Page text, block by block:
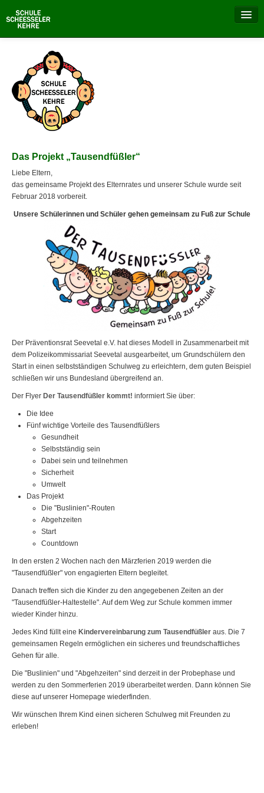
Unsere Schule
Schulalltag
Schulprojekte
Elternrat
Schulverein
Das Projekt „Tausendfüßler“
Liebe Eltern,
das gemeinsame Projekt des Elternrates und unserer Schule wurde seit
Februar 2018 vorbereit.
Unsere Schülerinnen und Schüler gehen gemeinsam zu Fuß zur Schule
Der Präventionsrat Seevetal e.V. hat dieses Modell in Zusammenarbeit mit
dem Polizeikommissariat Seevetal ausgearbeitet, um Grundschülern den
Start in einen selbstständigen Schulweg zu erleichtern, dem guten Beispiel
schließen wir uns Bundesland übergreifend an.
Der Flyer Der Tausendfüßler kommt! informiert Sie über:
Die Idee
Fünf wichtige Vorteile des Tausendfüßlers
Gesundheit
Selbstständig sein
Dabei sein und teilnehmen
Sicherheit
Umwelt
Das Projekt
Die "Buslinien"-Routen
Abgehzeiten
Start
Countdown
In den ersten 2 Wochen nach den Märzferien 2019 werden die
"Tausendfüßler" von engagierten Eltern begleitet.
Danach treffen sich die Kinder zu den angegebenen Zeiten an der
"Tausendfüßler-Haltestelle". Auf dem Weg zur Schule kommen immer
wieder Kinder hinzu.
Jedes Kind füllt eine Kindervereinbarung zum Tausendfüßler aus. Die 7
gemeinsamen Regeln ermöglichen ein sicheres und freundschaftliches
Gehen für alle.
Die "Buslinien" und "Abgehzeiten" sind derzeit in der Probephase und
werden zu den Sommerferien 2019 überarbeitet werden. Dann können Sie
diese auf unserer Homepage wiederfinden.
Wir wünschen Ihrem Kind einen sicheren Schulweg mit Freunden zu
erleben!